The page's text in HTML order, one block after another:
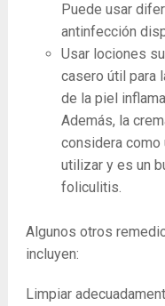
Puede usar
antinfección
Usar lociones
casero útil para
de la piel
Además, la
considera como
utilizar y es un
foliculitis.
Algunos otros
incluyen:
Limpiar